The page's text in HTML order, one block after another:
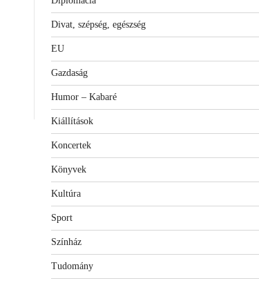
Divat, szépség, egészség
EU
Gazdaság
Humor – Kabaré
Kiállítások
Koncertek
Könyvek
Kultúra
Sport
Színház
Tudomány